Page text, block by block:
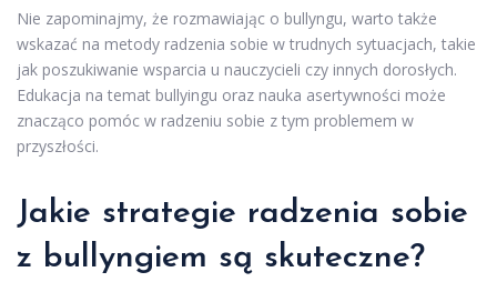
Nie zapominajmy, że rozmawiając o bullyngu, warto także
wskazać na metody radzenia sobie w trudnych sytuacjach, takie
jak poszukiwanie wsparcia u nauczycieli czy innych dorosłych.
Edukacja na temat bullyingu oraz nauka asertywności może
znacząco pomóc w radzeniu sobie z tym problemem w
przyszłości.
Jakie strategie radzenia sobie
z bullyngiem są skuteczne?